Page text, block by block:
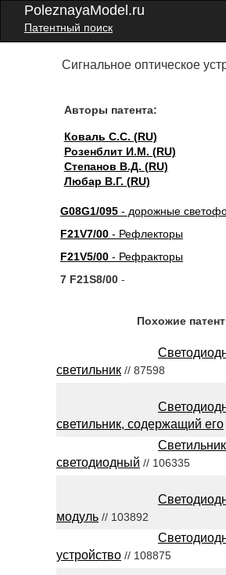
PoleznayaModel.ru
Патентный поиск
Сигнальное оптическое
Авторы патента:
Коваль С.С. (RU)
Розенблит И.М. (RU)
Степанов В.Д. (RU)
Любар В.Г. (RU)
G08G1/095 - дорожные
F21V7/00 - Рефлекторы
F21V5/00 - Рефракторы
7 F21S8/00 -
Похожие
светильник // 87598
светильник, содержащий его
светодиодный // 106335
модуль // 103892
устройство // 108875